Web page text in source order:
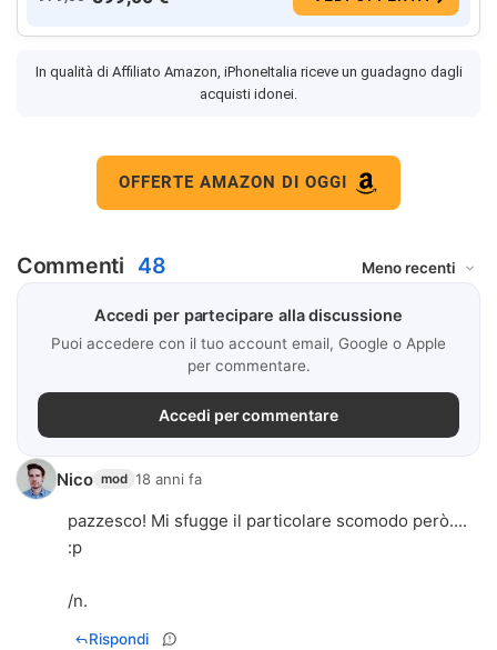
In qualità di Affiliato Amazon, iPhoneItalia riceve un guadagno dagli
acquisti idonei.
OFFERTE AMAZON DI OGGI
Commenti 48
Accedi per partecipare alla discussione
Puoi accedere con il tuo account email, Google o Apple
per commentare.
Accedi per commentare
Nico mod 18 anni fa
pazzesco! Mi sfugge il particolare scomodo però....
:p
/n.
Rispondi